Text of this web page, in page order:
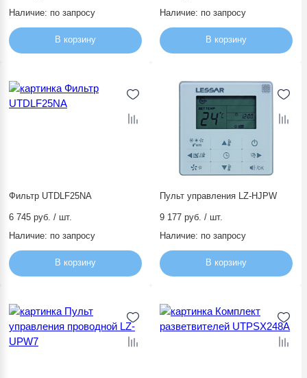
Наличие: по запросу
В корзину
Наличие: по запросу
В корзину
Фильтр UTDLF25NA
6 745 руб. / шт.
Наличие: по запросу
В корзину
Пульт управления LZ-HJPW
9 177 руб. / шт.
Наличие: по запросу
В корзину